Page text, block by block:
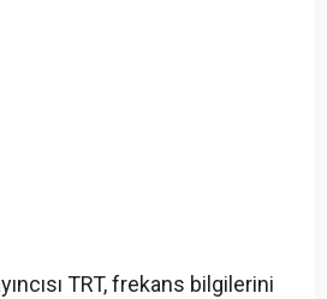
TRT, frekans bilgilerini